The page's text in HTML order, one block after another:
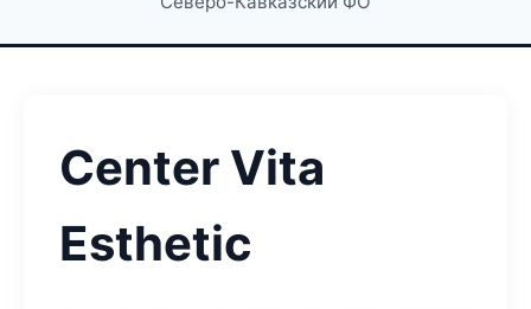
Center Vita
Esthetic